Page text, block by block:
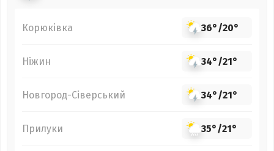
Корюківка 36°/20°
Ніжин 34°/21°
Новгород-Сіверський 34°/21°
Прилуки 35°/21°